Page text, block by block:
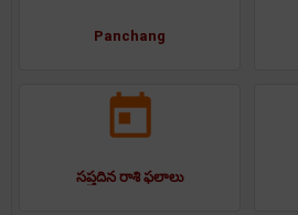
Panchang
సప్తదిన రాశి ఫలాలు